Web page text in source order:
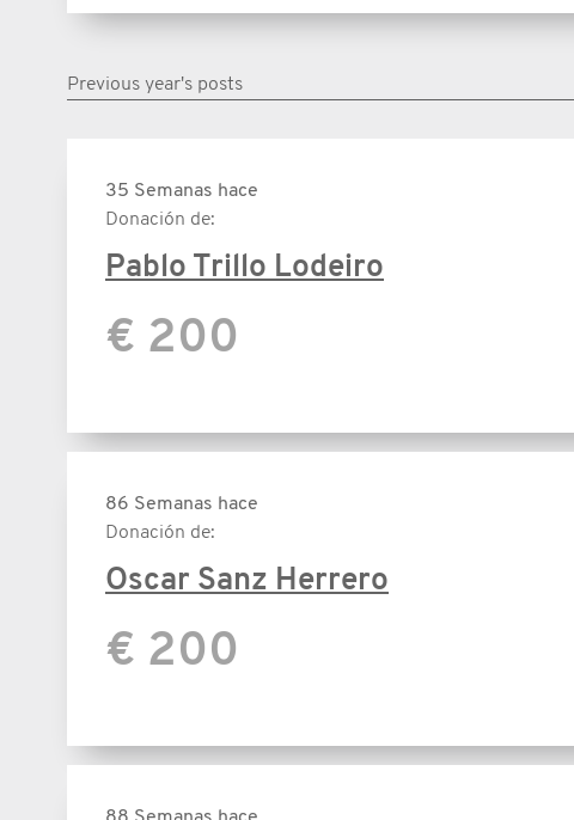
Previous year's posts
35 Semanas hace
Donación de:
Pablo Trillo Lodeiro
€ 200
86 Semanas hace
Donación de:
Oscar Sanz Herrero
€ 200